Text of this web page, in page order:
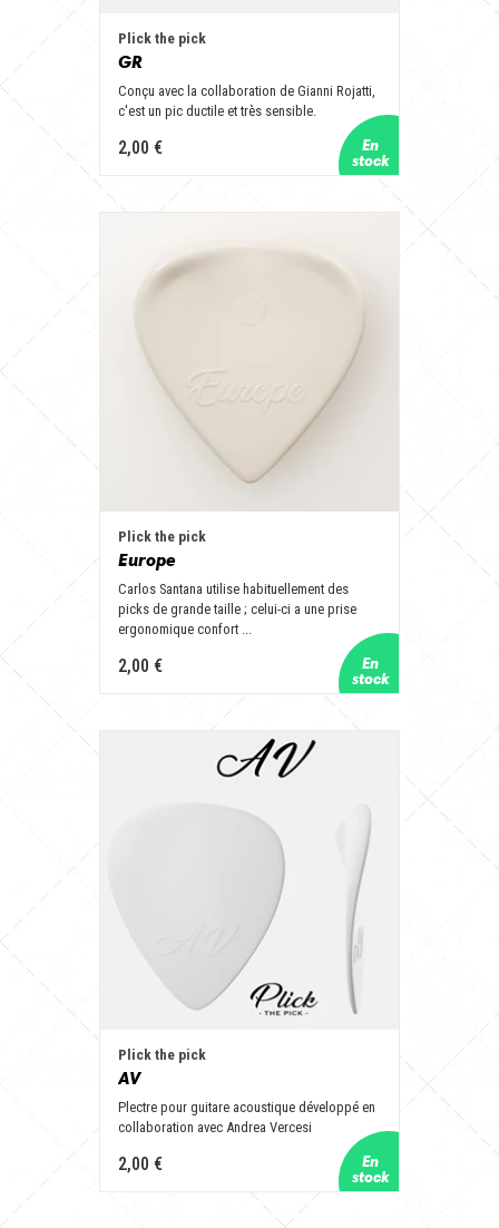
Plick the pick
GR
Conçu avec la collaboration de Gianni Rojatti,
c'est un pic ductile et très sensible.
2,00 €
Plick the pick
Europe
Carlos Santana utilise habituellement des
picks de grande taille ; celui-ci a une prise
ergonomique confort ...
2,00 €
Plick the pick
AV
Plectre pour guitare acoustique développé en
collaboration avec Andrea Vercesi
2,00 €